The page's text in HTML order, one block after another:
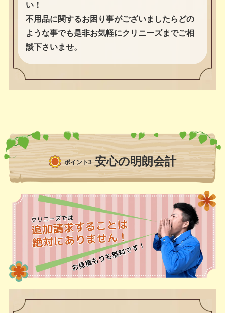
い！
不用品に関するお困り事がございましたらどの
ような事でも是非お気軽にクリニーズまでご相
談下さいませ。
ポイント3 安心の明朗会計